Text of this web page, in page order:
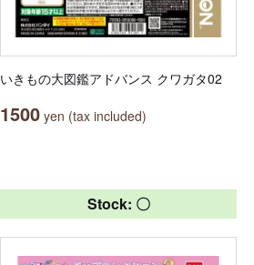
いきもの大図鑑アドバンス クワガタ02
1500 yen (tax included)
Stock: 〇